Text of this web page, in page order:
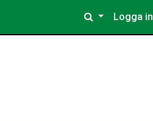
Logga in